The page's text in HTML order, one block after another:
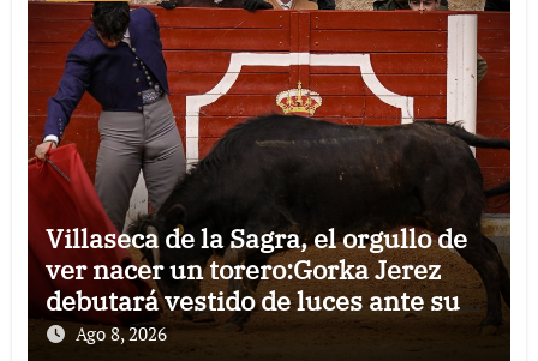
Villaseca de la Sagra, el orgullo de
ver nacer un torero:Gorka Jerez
debutará vestido de luces ante su
pueblo
Ago 8, 2026